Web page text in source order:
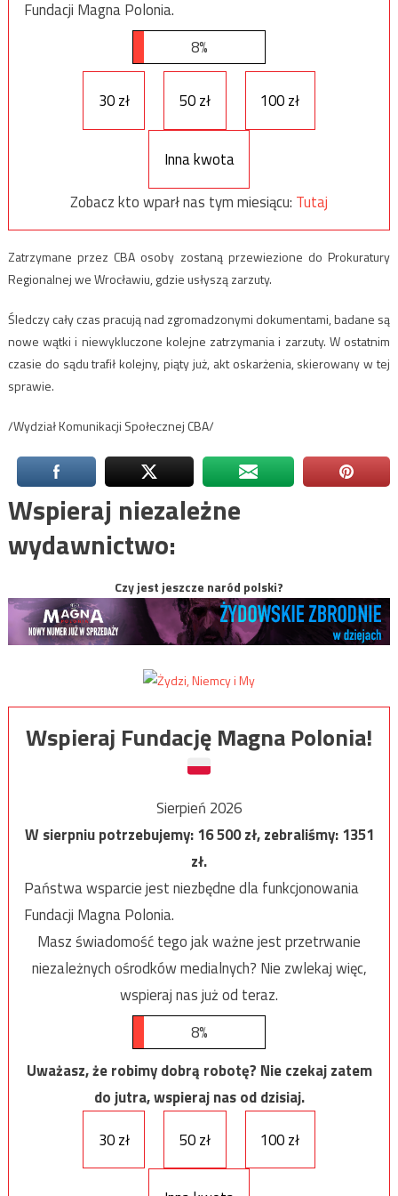
Fundacji Magna Polonia.
8%
30 zł 50 zł 100 zł
Inna kwota
Zobacz kto wparł nas tym miesiącu: Tutaj
Zatrzymane przez CBA osoby zostaną przewiezione do Prokuratury
Regionalnej we Wrocławiu, gdzie usłyszą zarzuty.
Śledczy cały czas pracują nad zgromadzonymi dokumentami, badane są
nowe wątki i niewykluczone kolejne zatrzymania i zarzuty. W ostatnim
czasie do sądu trafił kolejny, piąty już, akt oskarżenia, skierowany w tej
sprawie.
/Wydział Komunikacji Społecznej CBA/
Wspieraj niezależne
wydawnictwo:
Czy jest jeszcze naród polski?
Wspieraj Fundację Magna Polonia!
Sierpień 2026
W sierpniu potrzebujemy:16 500zł, zebraliśmy:1351
zł.
Państwa wsparcie jest niezbędne dla funkcjonowania
Fundacji Magna Polonia.
Masz świadomość tego jak ważne jest przetrwanie
niezależnych ośrodków medialnych? Nie zwlekaj więc,
wspieraj nas już od teraz.
8%
Uważasz, że robimy dobrą robotę? Nie czekaj zatem
do jutra, wspieraj nas od dzisiaj.
30 zł
50 zł 100 zł